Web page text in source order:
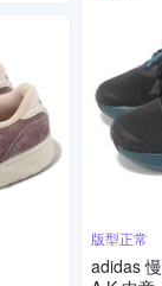
版型正常
adidas